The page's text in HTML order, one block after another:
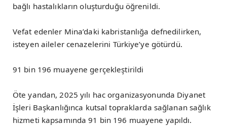
bağlı hastalıkların oluşturduğu öğrenildi.
Vefat edenler Mina’daki kabristanlığa defnedilirken,
isteyen aileler cenazelerini Türkiye’ye götürdü.
91 bin 196 muayene gerçekleştirildi
Öte yandan, 2025 yılı hac organizasyonunda Diyanet
İşleri Başkanlığınca kutsal topraklarda sağlanan sağlık
hizmeti kapsamında 91 bin 196 muayene yapıldı.